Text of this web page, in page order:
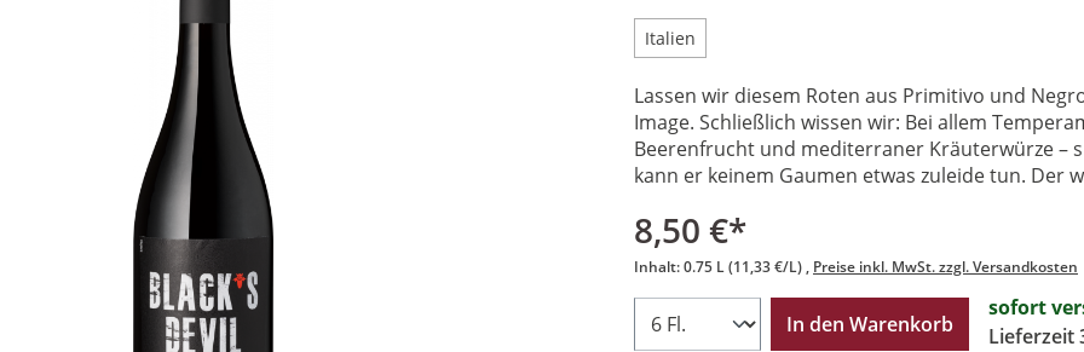
Italien
Lassen wir diesem Roten aus Primitivo und
Image. Schließlich wissen wir: Bei allem
Beerenfrucht und mediterraner Kräuterwürze –
kann er keinem Gaumen etwas zuleide tun. Der
8,50 €*
Inhalt:0.75 L(11,33 €/L) Preise inkl. MwSt. zzgl. Versandkosten
In den Warenkorb
sofort
Lieferzeit